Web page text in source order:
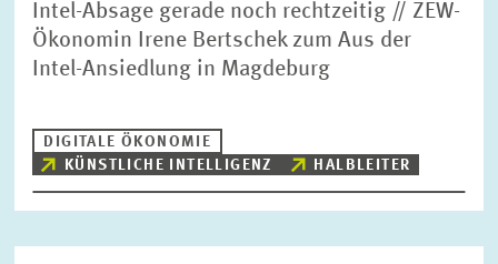
Intel-Absage gerade noch rechtzeitig // ZEW-
Ökonomin Irene Bertschek zum Aus der
Intel-Ansiedlung in Magdeburg
DIGITALE ÖKONOMIE
KÜNSTLICHE INTELLIGENZ
HALBLEITER